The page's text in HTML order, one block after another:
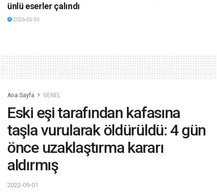
ünlü eserler çalındı
2026-03-30
Ana Sayfa GENEL
Eski eşi tarafından kafasına
taşla vurularak öldürüldü: 4 gün
önce uzaklaştırma kararı
aldırmış
2022-09-01